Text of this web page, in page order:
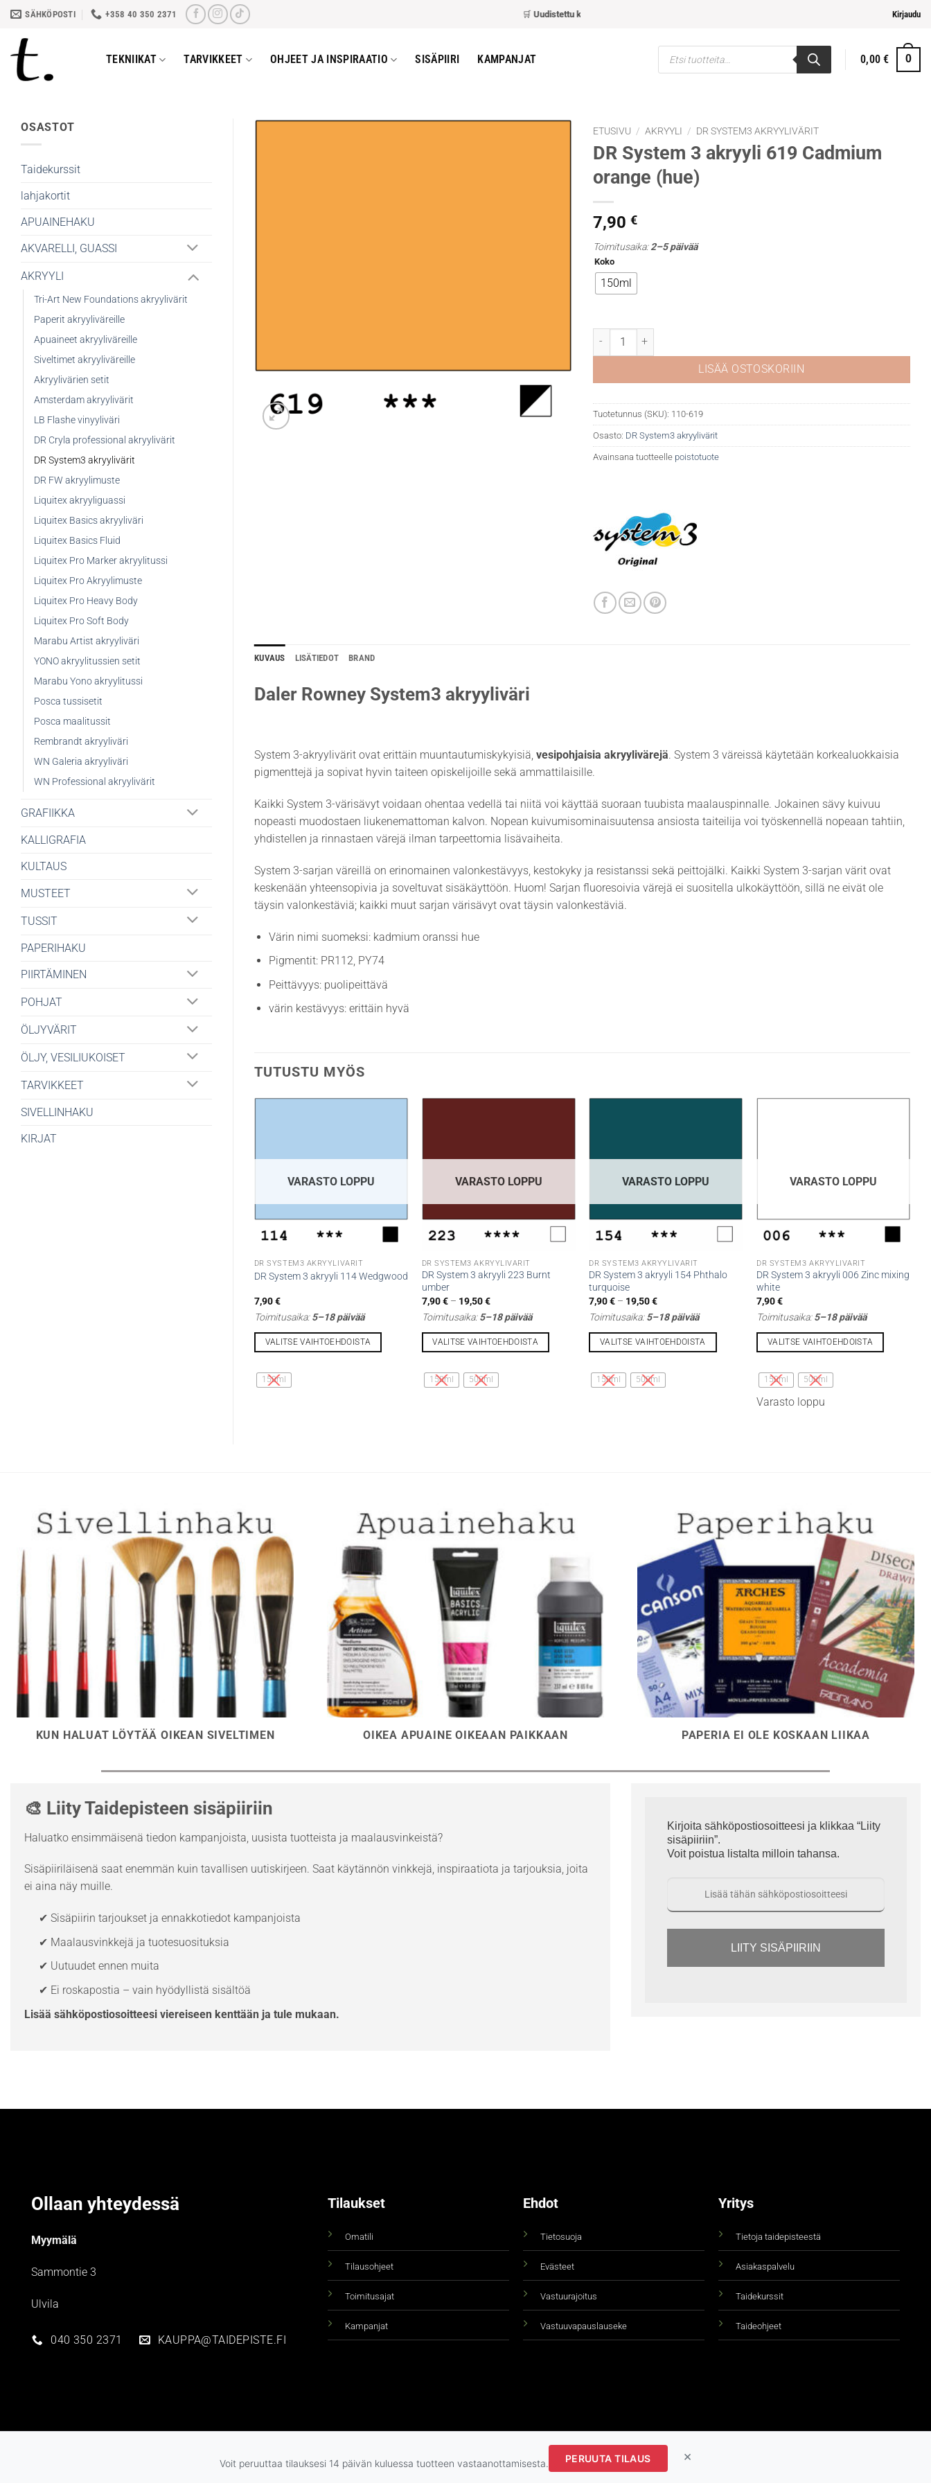
Skip
content
SÄHKÖPOSTI +358 40 350 2371 Uudistettu kassa Kirjaudu
TEKNIIKAT TARVIKKEET OHJEET JA INSPIRAATIO SISÄPIIRI KAMPANJAT
Products
search
0,00€ 0
OSASTOT
Taidekurssit
lahjakortit
APUAINEHAKU
AKVARELLI, GUASSI
AKRYYLI
Tri-Art New Foundations akryylivärit
Paperit akryyliväreille
Apuaineet akryyliväreille
Siveltimet akryyliväreille
Akryylivärien setit
Amsterdam akryylivärit
LB Flashe vinyyliväri
DR Cryla professional akryylivärit
DR System3 akryylivärit
DR FW akryylimuste
Liquitex akryyliguassi
Liquitex Basics akryyliväri
Liquitex Basics Fluid
Liquitex Pro Marker akryylitussi
Liquitex Pro Akryylimuste
Liquitex Pro Heavy Body
Liquitex Pro Soft Body
Marabu Artist akryyliväri
YONO akryylitussien setit
Marabu Yono akryylitussi
Posca tussisetit
Posca maalitussit
Rembrandt akryyliväri
WN Galeria akryyliväri
WN Professional akryylivärit
GRAFIIKKA
KALLIGRAFIA
KULTAUS
MUSTEET
TUSSIT
PAPERIHAKU
PIIRTÄMINEN
POHJAT
ÖLJYVÄRIT
ÖLJY, VESILIUKOISET
TARVIKKEET
SIVELLINHAKU
KIRJAT
ETUSIVU / AKRYYLI / DR SYSTEM3 AKRYYLIVÄRIT
DR System 3 akryyli 619 Cadmium
orange (hue)
7,90 €
Toimitusaika:2–5 päivää
Koko
150ml
DR System 3 akryyli 619 Cadmium orange (hue) määrä
LISÄÄ OSTOSKORIIN
Tuotetunnus (SKU): 110-619
Osasto: DR System3 akryylivärit
Avainsana tuotteelle poistotuote
KUVAUS LISÄTIEDOT BRAND
Daler Rowney System3 akryyliväri
System 3-akryylivärit ovat erittäin muuntautumiskykyisiä, vesipohjaisia akryylivärejä. System 3 väreissä käytetään korkealuokkaisia
pigmenttejä ja sopivat hyvin taiteen opiskelijoille sekä ammattilaisille.
Kaikki System 3-värisävyt voidaan ohentaa vedellä tai niitä voi käyttää suoraan tuubista maalauspinnalle. Jokainen sävy kuivuu
nopeasti muodostaen liukenemattoman kalvon. Nopean kuivumisominaisuutensa ansiosta taiteilija voi työskennellä nopeaan tahtiin,
yhdistellen ja rinnastaen värejä ilman tarpeettomia lisävaiheita.
System 3-sarjan väreillä on erinomainen valonkestävyys, kestokyky ja resistanssi sekä peittojälki. Kaikki System 3-sarjan värit ovat
keskenään yhteensopivia ja soveltuvat sisäkäyttöön. Huom! Sarjan fluoresoivia värejä ei suositella ulkokäyttöön, sillä ne eivät ole
täysin valonkestäviä; kaikki muut sarjan värisävyt ovat täysin valonkestäviä.
Värin nimi suomeksi: kadmium oranssi hue
Pigmentit: PR112, PY74
Peittävyys: puolipeittävä
värin kestävyys: erittäin hyvä
TUTUSTU MYÖS
VARASTO LOPPU
DR SYSTEM3 AKRYYLIVÄRIT
DR System 3 akryyli 114 Wedgwood
7,90€
Toimitusaika:5–18 päivää
VALITSE VAIHTOEHDOISTA
tuotteella
on
150ml
VARASTO LOPPU
DR SYSTEM3 AKRYYLIVÄRIT
DR System 3 akryyli 223 Burnt
umber
7,90€ – 19,50€Hintaluokka:
-
19,50 €
Toimitusaika:5–18 päivää
VALITSE VAIHTOEHDOISTA
tuotteella
on
150ml 500ml
VARASTO LOPPU
DR SYSTEM3 AKRYYLIVÄRIT
DR System 3 akryyli 154 Phthalo
turquoise
7,90€ – 19,50€Hintaluokka:
-
19,50 €
Toimitusaika:5–18 päivää
VALITSE VAIHTOEHDOISTA
tuotteella
on
150ml 500ml
VARASTO LOPPU
DR SYSTEM3 AKRYYLIVÄRIT
DR System 3 akryyli 006 Zinc mixing
white
7,90€
Toimitusaika:5–18 päivää
VALITSE VAIHTOEHDOISTA
tuotteella
on
useampi
150ml 500ml
Varasto loppu
KUN HALUAT LÖYTÄÄ OIKEAN SIVELTIMEN OIKEA APUAINE OIKEAAN PAIKKAAN PAPERIA EI OLE KOSKAAN LIIKAA
🎨 Liity Taidepisteen sisäpiiriin
Haluatko ensimmäisenä tiedon kampanjoista, uusista tuotteista ja maalausvinkeistä?
Sisäpiiriläisenä saat enemmän kuin tavallisen uutiskirjeen. Saat käytännön vinkkejä, inspiraatiota ja tarjouksia, joita
ei aina näy muille.
✔ Sisäpiirin tarjoukset ja ennakkotiedot kampanjoista
✔ Maalausvinkkejä ja tuotesuosituksia
✔ Uutuudet ennen muita
✔ Ei roskapostia – vain hyödyllistä sisältöä
Lisää sähköpostiosoitteesi viereiseen kenttään ja tule mukaan.
Kirjoita sähköpostiosoitteesi ja klikkaa “Liity
sisäpiiriin”.
Voit poistua listalta milloin tahansa.
LIITY SISÄPIIRIIN
Ollaan yhteydessä
Myymälä
Sammontie 3
Ulvila
040 350 2371 KAUPPA@TAIDEPISTE.FI
Tilaukset
Omatili
Tilausohjeet
Toimitusajat
Kampanjat
Ehdot
Tietosuoja
Evästeet
Vastuurajoitus
Vastuuvapauslauseke
Yritys
Tietoja taidepisteestä
Asiakaspalvelu
Taidekurssit
Taideohjeet
Copyright 2026 © taidepiste.fi
Voit peruuttaa tilauksesi 14 päivän kuluessa tuotteen vastaanottamisesta. PERUUTA TILAUS ×